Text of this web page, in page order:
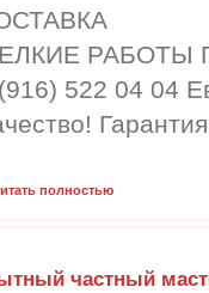
РАБОТЫ
522 04 04
полностью
частный